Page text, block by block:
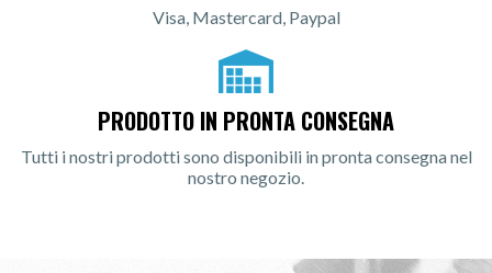
Visa, Mastercard, Paypal
PRODOTTO IN PRONTA CONSEGNA
Tutti i nostri prodotti sono disponibili in pronta consegna nel
nostro negozio.